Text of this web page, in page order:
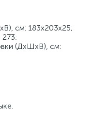
см: 183х203х25;
273;
(ДхШхВ), см: